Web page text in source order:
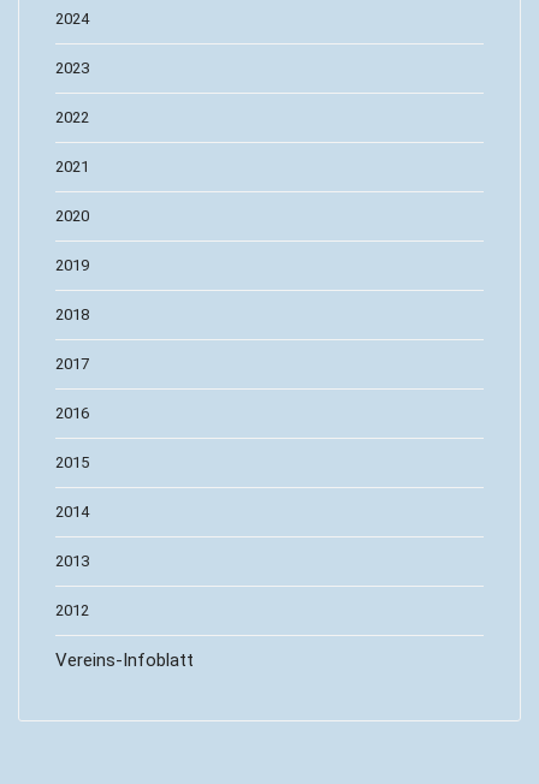
2024
2023
2022
2021
2020
2019
2018
2017
2016
2015
2014
2013
2012
Vereins-Infoblatt